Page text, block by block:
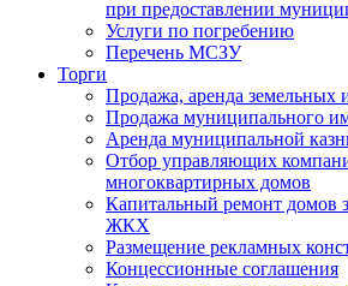
при предоставлении
Услуги по погребению
Перечень МСЗУ
Торги
Продажа, аренда земельных
Продажа муниципального
Аренда муниципальной
Отбор управляющих
многоквартирных домов
Капитальный ремонт домов
ЖКХ
Размещение рекламных
Концессионные соглашения